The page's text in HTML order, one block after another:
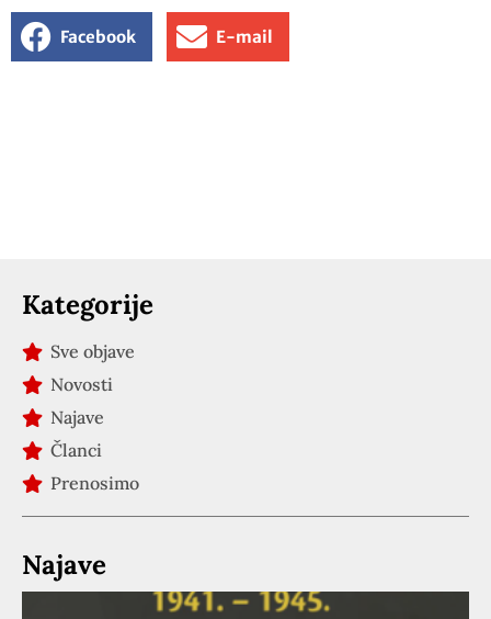
Facebook E-mail
Kategorije
Sve objave
Novosti
Najave
Članci
Prenosimo
Najave